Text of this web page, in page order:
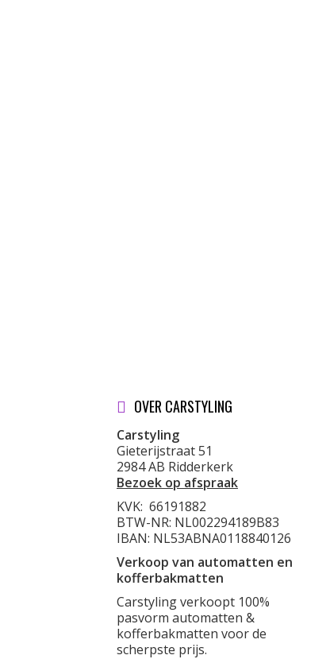
OVER CARSTYLING
Carstyling
Gieterijstraat 51
2984 AB Ridderkerk
Bezoek op afspraak
KVK: 66191882
BTW-NR: NL002294189B83
IBAN: NL53ABNA0118840126
Verkoop van automatten en
kofferbakmatten
Carstyling verkoopt 100%
pasvorm automatten &
kofferbakmatten voor de
scherpste prijs.